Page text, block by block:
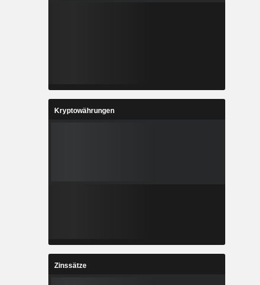
Kryptowährungen
Zinssätze